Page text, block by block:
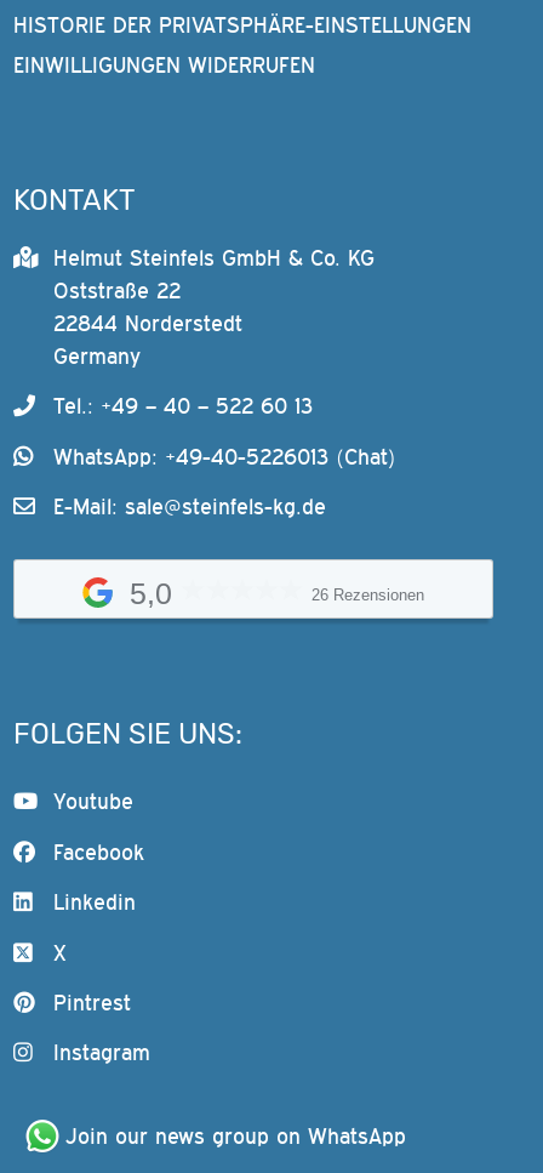
HISTORIE DER PRIVATSPHÄRE-EINSTELLUNGEN
EINWILLIGUNGEN WIDERRUFEN
KONTAKT
Helmut Steinfels GmbH & Co. KG
Oststraße 22
22844 Norderstedt
Germany
Tel.: +49 – 40 – 522 60 13
WhatsApp: +49-40-5226013 (Chat)
E-Mail: sale@steinfels-kg.de
5,0 26 Rezensionen
FOLGEN SIE UNS:
Youtube
Facebook
Linkedin
X
Pintrest
Instagram
Join our news group on WhatsApp